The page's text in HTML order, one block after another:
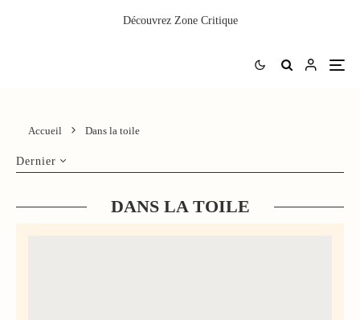
Découvrez Zone Critique
Accueil Dans la toile
Dernier
DANS LA TOILE